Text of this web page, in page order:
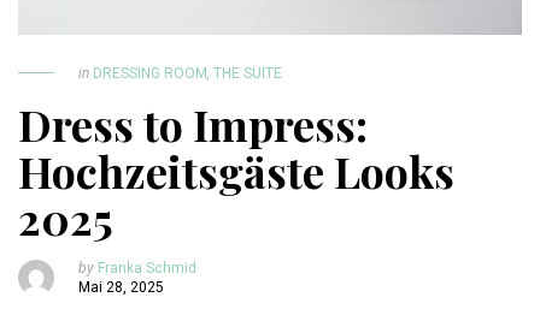
in DRESSING ROOM, THE SUITE
Dress to Impress:
Hochzeitsgäste Looks
2025
by Franka Schmid
Mai 28, 2025